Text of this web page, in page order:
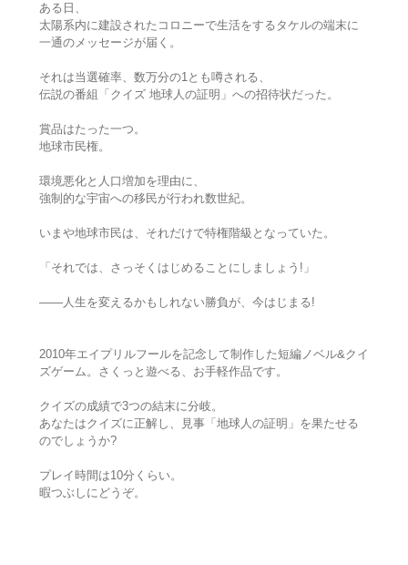
ある日、
太陽系内に建設されたコロニーで生活をするタケルの端末に
一通のメッセージが届く。
それは当選確率、数万分の1とも噂される、
伝説の番組「クイズ 地球人の証明」への招待状だった。
賞品はたった一つ。
地球市民権。
環境悪化と人口増加を理由に、
強制的な宇宙への移民が行われ数世紀。
いまや地球市民は、それだけで特権階級となっていた。
「それでは、さっそくはじめることにしましょう!」
――人生を変えるかもしれない勝負が、今はじまる!
2010年エイプリルフールを記念して制作した短編ノベル&クイ
ズゲーム。さくっと遊べる、お手軽作品です。
クイズの成績で3つの結末に分岐。
あなたはクイズに正解し、見事「地球人の証明」を果たせる
のでしょうか?
プレイ時間は10分くらい。
暇つぶしにどうぞ。